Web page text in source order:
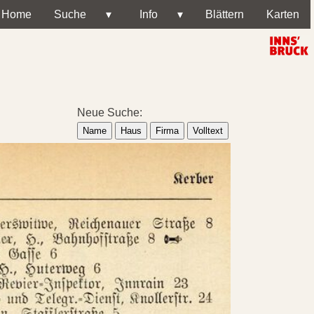
Home Suche ▾ Info ▾ Blättern Karten
Neue Suche:
Name Haus Firma Volltext